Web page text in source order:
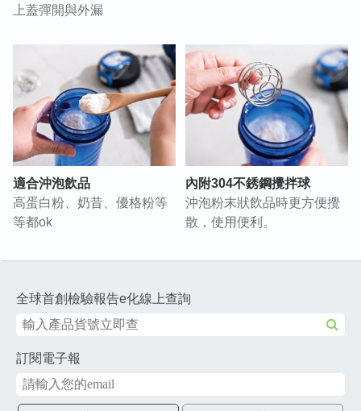
上蓋彈開與外漏
適合沖泡飲品
高蛋白粉、奶昔、優格粉等
等都ok
內附304不銹鋼攪拌球
沖泡粉末狀飲品時更方便攪
散，使用便利。
全球首創檢驗報告e化線上查詢
訂閱電子報